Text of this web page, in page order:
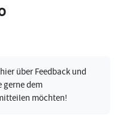
über Feedback und
gerne dem
möchten!